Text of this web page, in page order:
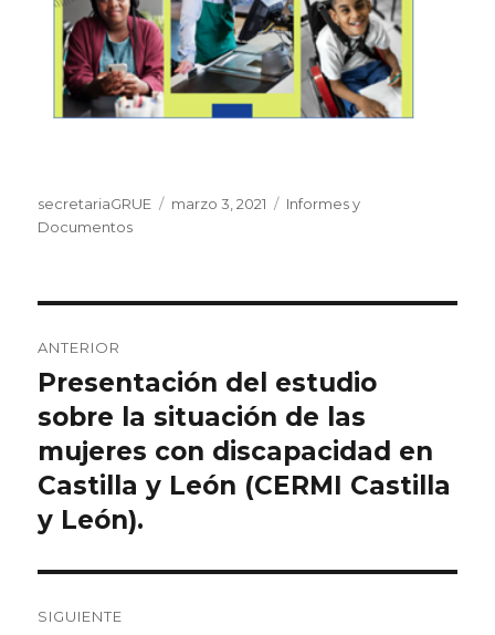
Autor
secretariaGRUE
Publicado
marzo 3, 2021 Categorías
Informes y
Documentos
de
entradas
ANTERIOR
Entrada
anterior:
Presentación del estudio
sobre la situación de las
mujeres con discapacidad en
Castilla y León (CERMI Castilla
y León).
SIGUIENTE